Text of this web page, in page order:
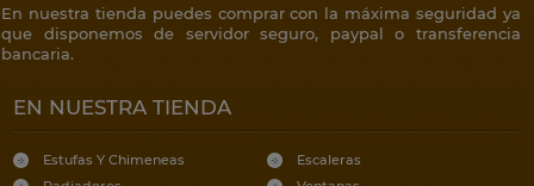
En nuestra tienda puedes comprar con la máxima seguridad ya
que disponemos de servidor seguro, paypal o transferencia
bancaria.
EN NUESTRA TIENDA
Estufas Y Chimeneas
Escaleras